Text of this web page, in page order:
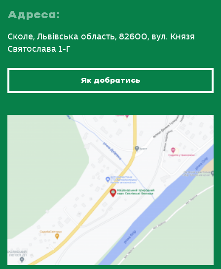
Адреса:
Сколе, Львівська область, 82600, вул. Князя
Святослава 1-Г
Як добратись